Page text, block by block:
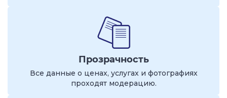
Прозрачность
Все данные о ценах, услугах и фотографиях
проходят модерацию.